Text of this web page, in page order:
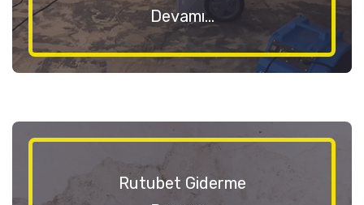
Devamı...
Rutubet Giderme